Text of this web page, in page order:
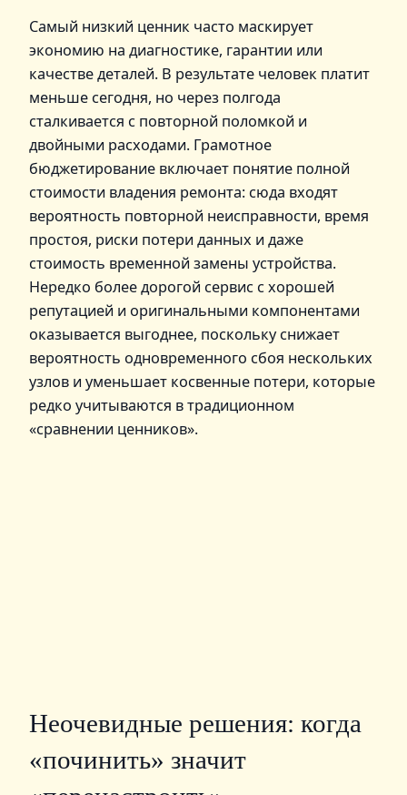
Самый низкий ценник часто маскирует
экономию на диагностике, гарантии или
качестве деталей. В результате человек платит
меньше сегодня, но через полгода
сталкивается с повторной поломкой и
двойными расходами. Грамотное
бюджетирование включает понятие полной
стоимости владения ремонта: сюда входят
вероятность повторной неисправности, время
простоя, риски потери данных и даже
стоимость временной замены устройства.
Нередко более дорогой сервис с хорошей
репутацией и оригинальными компонентами
оказывается выгоднее, поскольку снижает
вероятность одновременного сбоя нескольких
узлов и уменьшает косвенные потери, которые
редко учитываются в традиционном
«сравнении ценников».
Неочевидные решения: когда
«починить» значит